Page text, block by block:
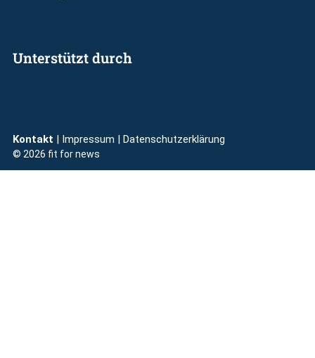
Unterstützt durch
Kontakt | Impressum | Datenschutzerklärung
© 2026 fit for news